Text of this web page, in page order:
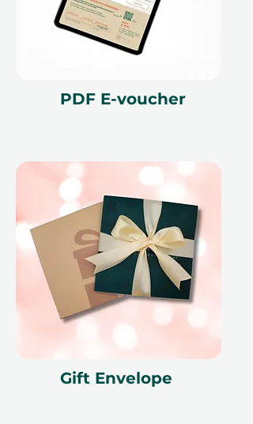
Подарочный сертификат должен
быть указан при использовании и
может быть использован только
предварительное бронирование,
которое подлежит наличию;
политики наших партнеров.
Отмена бронирования может
сделать сертификат
недействительным. Условия
могут изменяться.
PDF E-voucher
Gift Envelope